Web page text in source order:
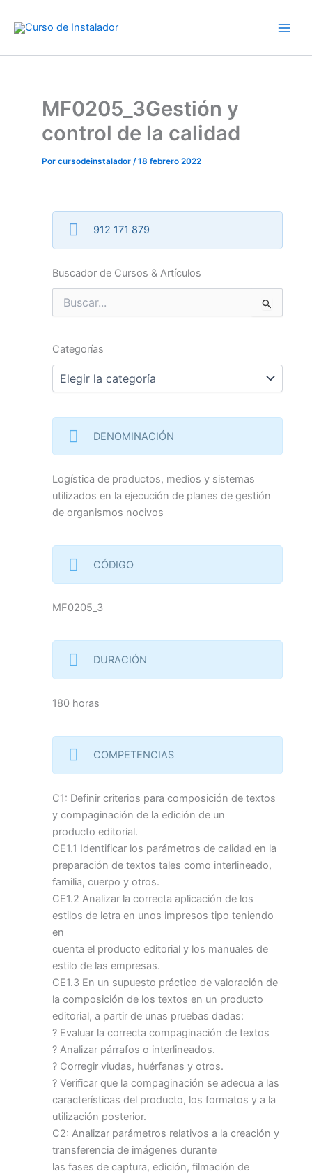
MF0205_3Gestión y
control de la calidad
Por cursodeinstalador /18 febrero 2022
912 171 879
Buscador de Cursos & Artículos
Buscar
por:
Categorías
Categorías
DENOMINACIÓN
Logística de productos, medios y sistemas
utilizados en la ejecución de planes de gestión
de organismos nocivos
CÓDIGO
MF0205_3
DURACIÓN
180 horas
COMPETENCIAS
C1: Definir criterios para composición de textos
y compaginación de la edición de un
producto editorial.
CE1.1 Identificar los parámetros de calidad en la
preparación de textos tales como interlineado,
familia, cuerpo y otros.
CE1.2 Analizar la correcta aplicación de los
estilos de letra en unos impresos tipo teniendo
en
cuenta el producto editorial y los manuales de
estilo de las empresas.
CE1.3 En un supuesto práctico de valoración de
la composición de los textos en un producto
editorial, a partir de unas pruebas dadas:
? Evaluar la correcta compaginación de textos
? Analizar párrafos o interlineados.
? Corregir viudas, huérfanas y otros.
? Verificar que la compaginación se adecua a las
características del producto, los formatos y a la
utilización posterior.
C2: Analizar parámetros relativos a la creación y
transferencia de imágenes durante
las fases de captura, edición, filmación de